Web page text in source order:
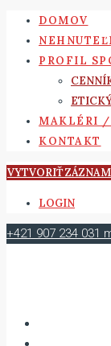
DOMOV
PROFIL
MAKLÉRI /
KONTAKT
VYTVORIŤ ZÁZNAM
LOGIN
+421 907 234 031